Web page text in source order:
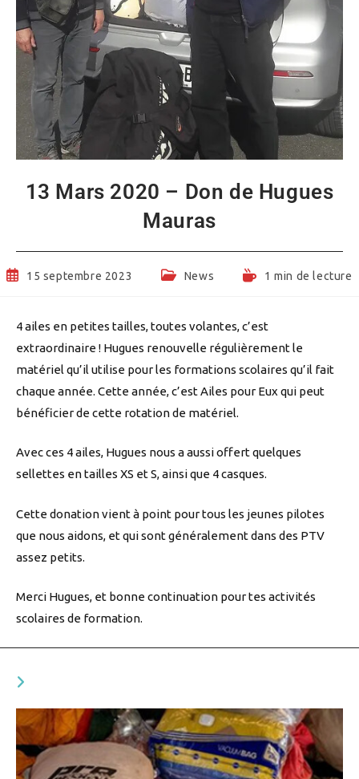
13 Mars 2020 – Don de Hugues
Mauras
Publication
15 septembre 2023
PostNews
Temps1 min de lecture
4 ailes en petites tailles, toutes volantes, c’est
extraordinaire ! Hugues renouvelle régulièrement le
matériel qu’il utilise pour les formations scolaires qu’il fait
chaque année. Cette année, c’est Ailes pour Eux qui peut
bénéficier de cette rotation de matériel.
Avec ces 4 ailes, Hugues nous a aussi offert quelques
sellettes en tailles XS et S, ainsi que 4 casques.
Cette donation vient à point pour tous les jeunes pilotes
que nous aidons, et qui sont généralement dans des PTV
assez petits.
Merci Hugues, et bonne continuation pour tes activités
scolaires de formation.